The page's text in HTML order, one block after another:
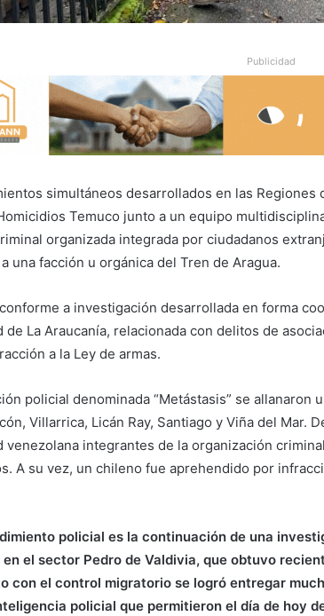
Publicidad
simultáneos desarrollados en las Regiones
Temuco junto a un equipo
organizada integrada por ciudadanos
una facción u orgánica del Tren de Aragua.
a investigación desarrollada en forma
de La Araucanía, relacionada con delitos de
a la Ley de armas.
policial denominada “Metástasis” se
Villarrica, Licán Ray, Santiago y Viña del Mar.
venezolana integrantes de la organización
A su vez, un chileno fue aprehendido por
policial es la continuación de una
en el sector Pedro de Valdivia, que obtuvo
con el control migratorio se logró entregar
policial que permitieron el día de hoy